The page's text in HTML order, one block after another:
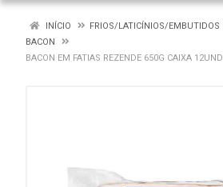
INÍCIO
FRIOS/LATICÍNIOS/EMBUTIDOS
BACON
BACON EM FATIAS REZENDE 650G CAIXA 12UND